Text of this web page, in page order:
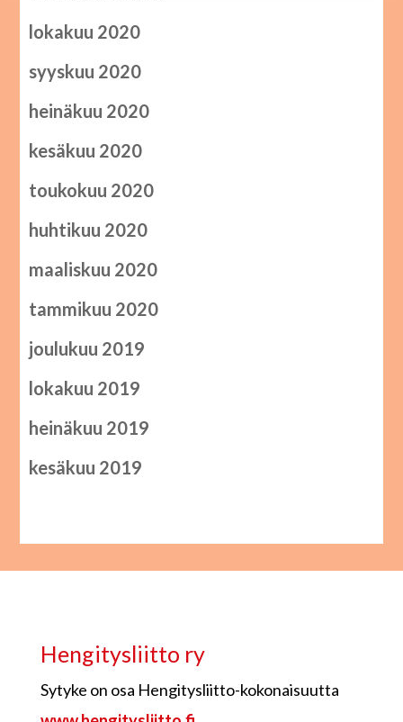
lokakuu 2020
syyskuu 2020
heinäkuu 2020
kesäkuu 2020
toukokuu 2020
huhtikuu 2020
maaliskuu 2020
tammikuu 2020
joulukuu 2019
lokakuu 2019
heinäkuu 2019
kesäkuu 2019
Hengitysliitto ry
Sytyke on osa Hengitysliitto-kokonaisuutta